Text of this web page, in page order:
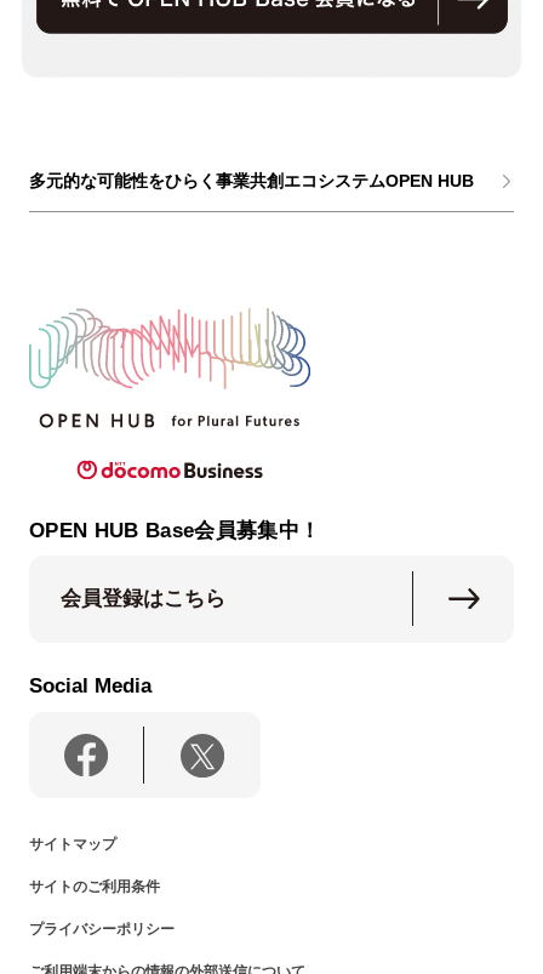
多元的な可能性をひらく事業共創エコシステムOPEN HUB
OPEN HUB Base会員募集中！
会員登録はこちら
Social Media
サイトマップ
サイトのご利用条件
プライバシーポリシー